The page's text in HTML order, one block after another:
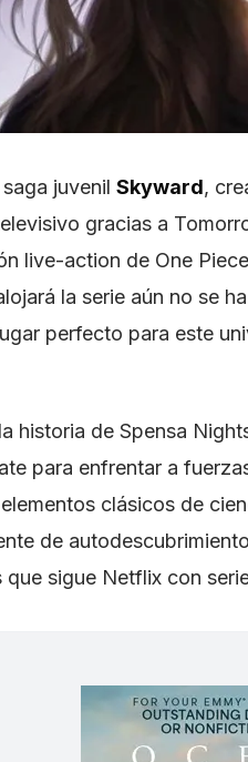
juvenil Skyward,
gracias a
live-action de One
la serie aún no se
perfecto para este
historia de Spensa
para enfrentar a
clásicos de
de
que sigue Netflix con